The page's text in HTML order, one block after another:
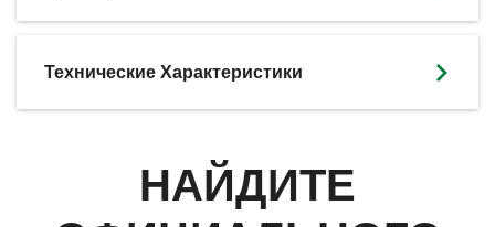
Технические Характеристики
НАЙДИТЕ